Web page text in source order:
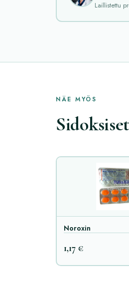
Laillistettu
NÄE MYÖS
Noroxin
1,17 €